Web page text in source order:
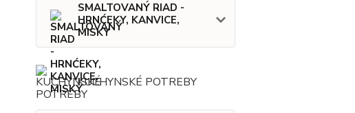
SMALTOVANÝ RIAD -
HRNĆEKY, KANVICE,
MISKY
KUCHYNSKÉ POTREBY